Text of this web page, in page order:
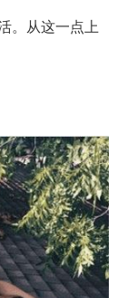
。从这一点上